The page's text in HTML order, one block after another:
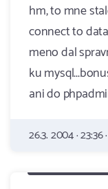
hm, to mne
connect to
meno dal
ku
ani do
26.3. 2004 · 23:36